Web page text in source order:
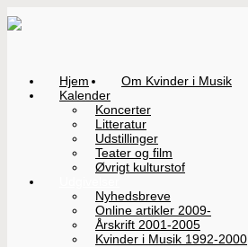
Hjem
Om Kvinder i Musik
Kalender
Koncerter
Litteratur
Udstillinger
Teater og film
Øvrigt kulturstof
Nyhedsbreve
Online artikler 2009-
Årskrift 2001-2005
Kvinder i Musik 1992-2000